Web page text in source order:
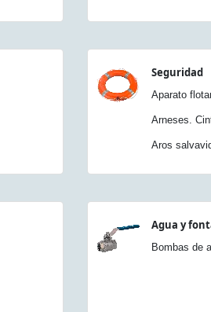
Seguridad
Aparato
Arneses.
Aros
Agua y
Bombas de